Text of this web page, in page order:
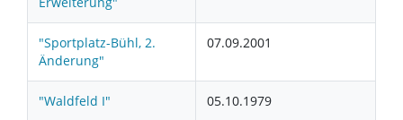
"Sportplatz-Bühl, 2.
Änderung"
07.09.2001
"Waldfeld I" 05.10.1979